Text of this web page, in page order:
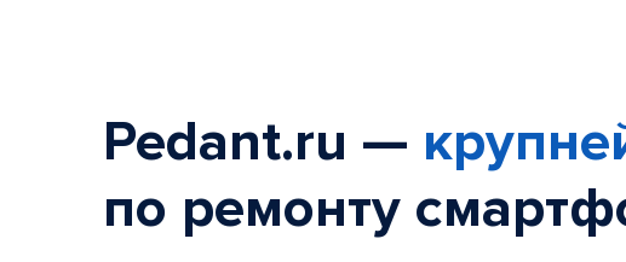
Pedant.ru —
по ремонту